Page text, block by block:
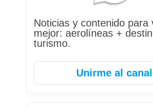
Noticias y contenido para
mejor: aerolíneas +
turismo.
Unirme al canal